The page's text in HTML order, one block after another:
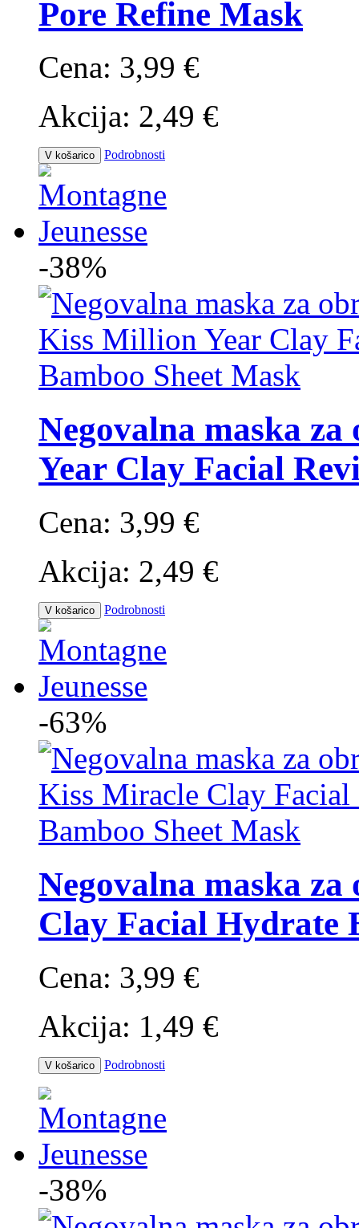
Pore Refine Mask
Cena: 3,99 €
Akcija: 2,49 €
V košarico Podrobnosti
-38%
Negovalna maska
Year Clay Facial
Cena: 3,99 €
Akcija: 2,49 €
V košarico Podrobnosti
-63%
Negovalna maska
Clay Facial Hydrate
Cena: 3,99 €
Akcija: 1,49 €
V košarico Podrobnosti
-38%